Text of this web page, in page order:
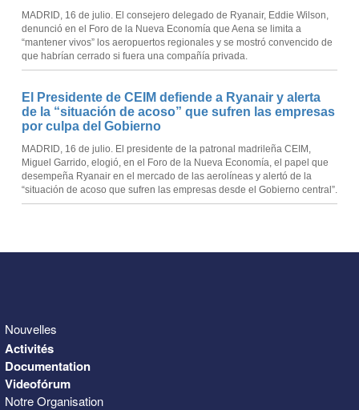
MADRID, 16 de julio. El consejero delegado de Ryanair, Eddie Wilson,
denunció en el Foro de la Nueva Economía que Aena se limita a
“mantener vivos” los aeropuertos regionales y se mostró convencido de
que habrían cerrado si fuera una compañía privada.
El Presidente de CEIM defiende a Ryanair y alerta
de la “situación de acoso” que sufren las empresas
por culpa del Gobierno
MADRID, 16 de julio. El presidente de la patronal madrileña CEIM,
Miguel Garrido, elogió, en el Foro de la Nueva Economía, el papel que
desempeña Ryanair en el mercado de las aerolíneas y alertó de la
“situación de acoso que sufren las empresas desde el Gobierno central”.
Nouvelles
Activités
Documentation
Videofórum
Notre Organisation